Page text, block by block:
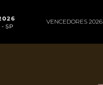
VENCEDORES 2026